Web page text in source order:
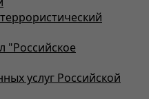
"Российское
услуг Российской